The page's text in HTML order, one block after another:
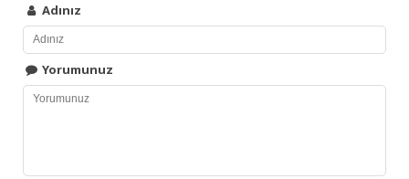
Adınız
Yorumunuz